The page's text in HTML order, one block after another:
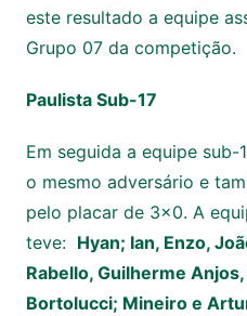
este resultado a equipe
Grupo 07 da competição.
Paulista Sub-17
Em seguida a equipe
o mesmo adversário e
pelo placar de 3×0. A
teve: Hyan; Ian, Enzo,
Rabello, Guilherme
Bortolucci; Mineiro e